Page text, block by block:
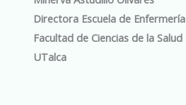
Directora Escuela de Enfermería
Facultad de Ciencias de la Salud
UTalca